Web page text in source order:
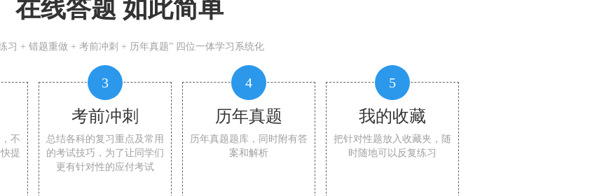
在线答题 如此简单
习 + 错题重做 + 考前冲刺 + 历年真题” 四位一体学习系统化
不
提
3
考前冲刺
总结各科的复习重点及常用
的考试技巧，为了让同学们
更有针对性的应付考试
4
历年真题
历年真题题库，同时附有答
案和解析
5
我的收藏
把针对性题放入收藏夹，随
时随地可以反复练习